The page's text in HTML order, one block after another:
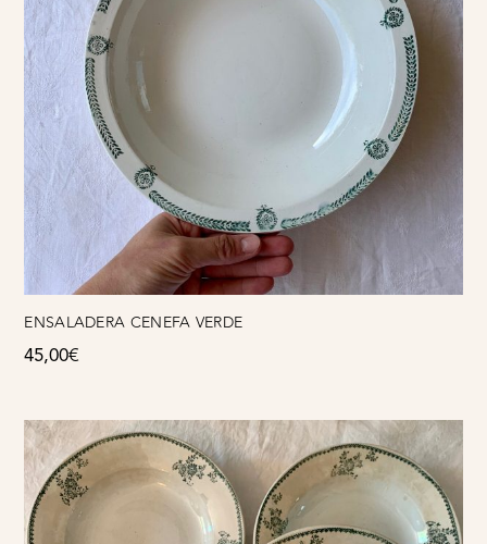
ENSALADERA CENEFA VERDE
45,00€